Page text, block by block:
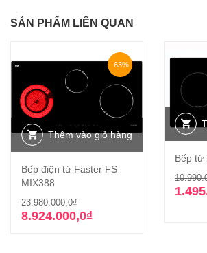
SẢN PHẨM LIÊN QUAN
-63%
Thêm vào giỏ hàng
Bếp điện từ Faster FS
MIX388
23.980.000,0₫Giá
gốc
8.924.000,0₫
Giá
hiện
Bếp từ